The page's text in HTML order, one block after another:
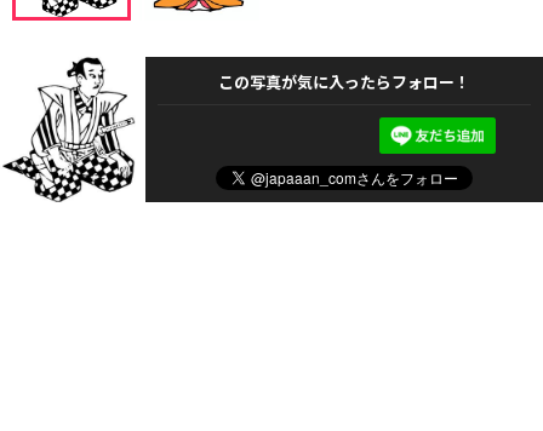
この写真が気に入ったらフォロー！